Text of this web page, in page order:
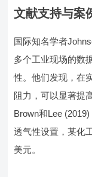
文献支持与案
国际知名学者
多个工业现场的数
性。他们发现，在
阻力，可以显著提
Brown和Lee
透气性设置，某化
美元。